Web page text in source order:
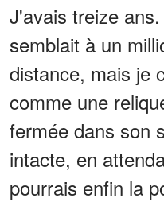
J'avais treize
semblait à un
distance, mais je
comme une
fermée dans son
intacte, en
pourrais enfin la